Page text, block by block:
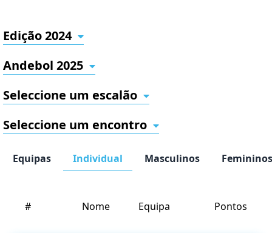
Edição 2024
Andebol 2025
Seleccione um escalão
Seleccione um encontro
Equipas Individual Masculinos Femininos
# Nome Equipa Pontos